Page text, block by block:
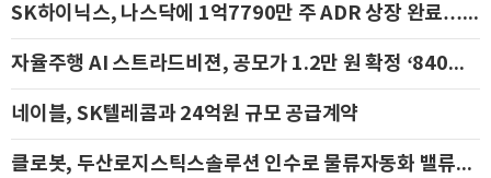
SK하이닉스, 나스닥에 1억7790만 주 ADR 상장 완료…29일 국내 추가 상장
자율주행 AI 스트라드비젼, 공모가 1.2만 원 확정 ‘840억 수혈’
네이블, SK텔레콤과 24억원 규모 공급계약
클로봇, 두산로지스틱스솔루션 인수로 물류자동화 밸류체인 확장 추진 - IBK투자증권